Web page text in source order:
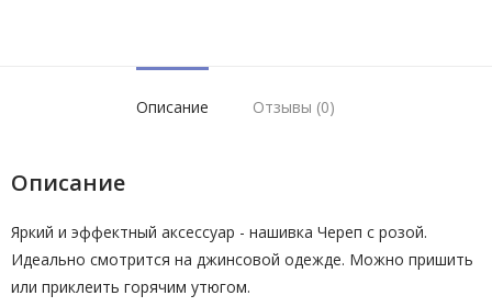
Описание Отзывы (0)
Описание
Яркий и эффектный аксессуар - нашивка Череп с розой.
Идеально смотрится на джинсовой одежде. Можно пришить
или приклеить горячим утюгом.